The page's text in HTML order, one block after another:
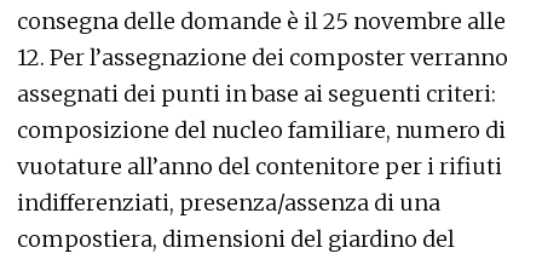
consegna delle domande è il 25 novembre alle
12. Per l’assegnazione dei composter verranno
assegnati dei punti in base ai seguenti criteri:
composizione del nucleo familiare, numero di
vuotature all’anno del contenitore per i rifiuti
indifferenziati, presenza/assenza di una
compostiera, dimensioni del giardino del